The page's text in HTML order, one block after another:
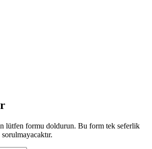
lütfen formu doldurun. Bu form tek seferlik